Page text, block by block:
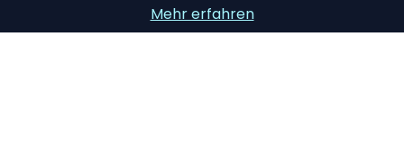
Mehr erfahren
KI-Einkaufsassistent